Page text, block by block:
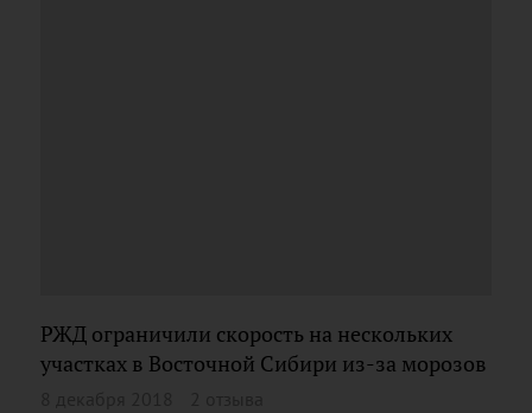
РЖД ограничили скорость на нескольких
участках в Восточной Сибири из-за морозов